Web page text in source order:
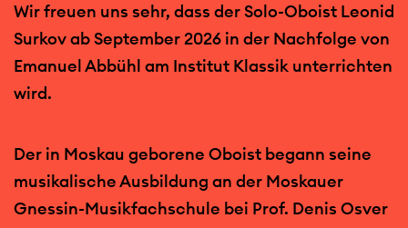
Wir freuen uns sehr, dass der Solo-Oboist Leonid
Surkov ab September 2026 in der Nachfolge von
Emanuel Abbühl am Institut Klassik unterrichten
wird.
Der in Moskau geborene Oboist begann seine
musikalische Ausbildung an der Moskauer
Gnessin-Musikfachschule bei Prof. Denis Osver